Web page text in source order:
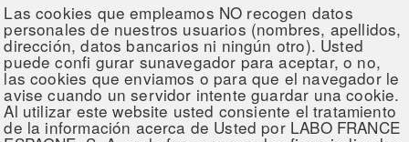
Las cookies que empleamos NO recogen datos
personales de nuestros usuarios (nombres, apellidos,
dirección, datos bancarios ni ningún otro). Usted
puede confi gurar sunavegador para aceptar, o no,
las cookies que enviamos o para que el navegador le
avise cuando un servidor intente guardar una cookie.
Al utilizar este website usted consiente el tratamiento
de la información acerca de Usted por LABO FRANCE